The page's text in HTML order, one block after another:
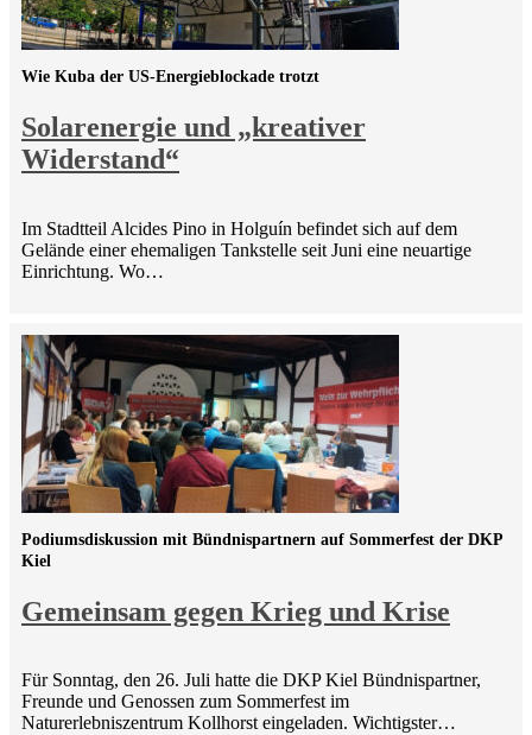
Solarenergie und „kreativer
Widerstand“
Wie Kuba der US-Energieblockade trotzt
Im Stadtteil Alcides Pino in Holguín befindet sich auf dem
Gelände einer ehemaligen Tankstelle seit Juni eine neuartige
Einrichtung. Wo…
Gemeinsam gegen Krieg und Krise
Podiumsdiskussion mit Bündnispartnern auf Sommerfest der DKP
Kiel
Für Sonntag, den 26. Juli hatte die DKP Kiel Bündnispartner,
Freunde und Genossen zum Sommerfest im
Naturerlebniszentrum Kollhorst eingeladen. Wichtigster…